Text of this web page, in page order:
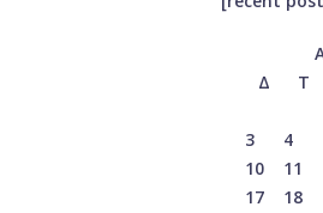
Δ
Τ
3
4
10
11
17
18